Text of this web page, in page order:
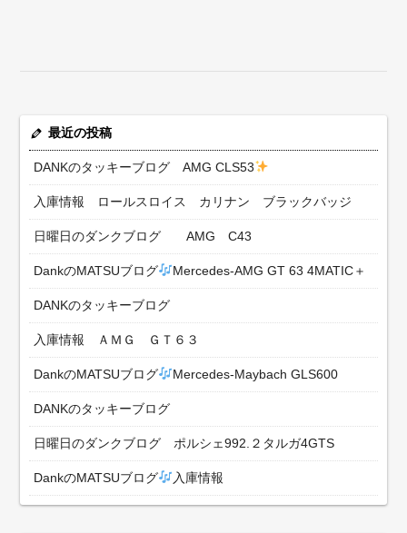
最近の投稿
DANKのタッキーブログ AMG CLS53
入庫情報 ロールスロイス カリナン ブラックバッジ
日曜日のダンクブログ AMG C43
DankのMATSUブログ Mercedes-AMG GT 63 4MATIC＋
DANKのタッキーブログ
入庫情報 ＡＭＧ ＧＴ６３
DankのMATSUブログ Mercedes-Maybach GLS600
DANKのタッキーブログ
日曜日のダンクブログ ポルシェ992.２タルガ4GTS
DankのMATSUブログ 入庫情報